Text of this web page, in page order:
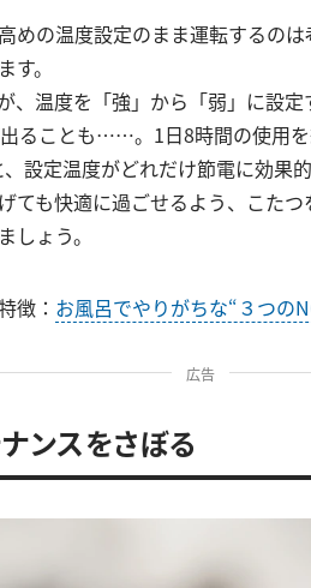
めの温度設定のまま運転するの
。
、温度を「強」から「弱」に設
ることも……。1日8時間の使用
設定温度がどれだけ節電に効果的
ても快適に過ごせるよう、こた
しょう。
徴： お風呂でやりがちな“３つの
広告
ンスをさぼる